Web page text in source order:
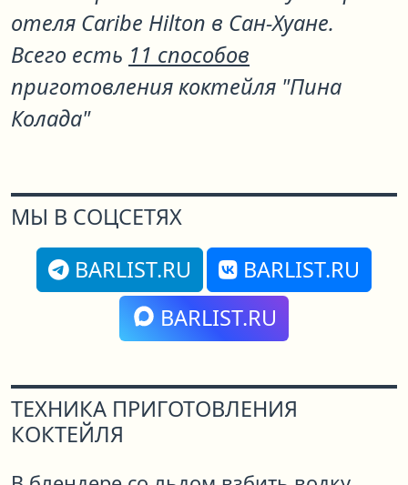
отеля Caribe Hilton в Сан-Хуане.
Всего есть 11 способов
приготовления коктейля "Пина
Колада"
МЫ В СОЦСЕТЯХ
BARLIST.RU
BARLIST.RU
BARLIST.RU
ТЕХНИКА ПРИГОТОВЛЕНИЯ
КОКТЕЙЛЯ